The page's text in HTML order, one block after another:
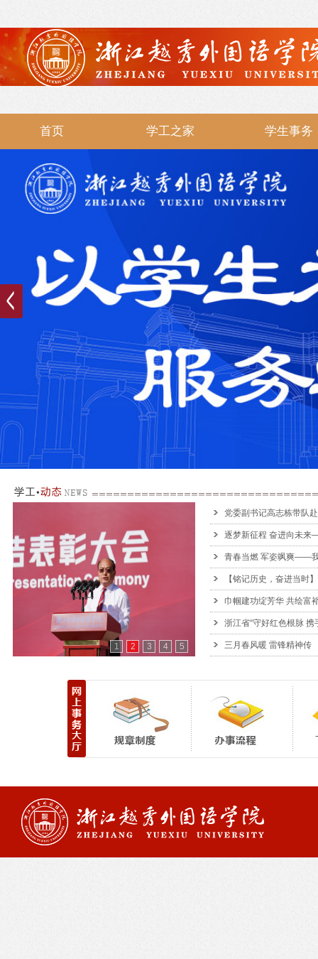
首页 学工之家 学生事务
1 2 3 4 5
党委副书记高志栋带队
逐梦新征程 奋进向未
青春当燃 军姿飒爽——
【铭记历史，奋进当时
巾帼建功绽芳华 共绘富
浙江省“守好红色根脉 携
三月春风暖 雷锋精神传